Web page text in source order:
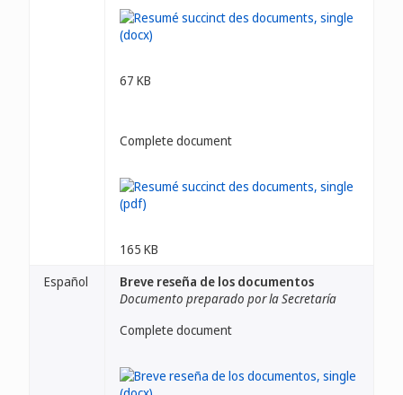
67 KB
Complete document
165 KB
Español
Breve reseña de los documentos
Documento preparado por la Secretaría
Complete document